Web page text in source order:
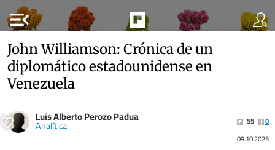
menu_open
John Williamson: Crónica de un
diplomático estadounidense en
Venezuela
Luis Alberto Perozo Padua
Analítica 55
0
09.10.2025